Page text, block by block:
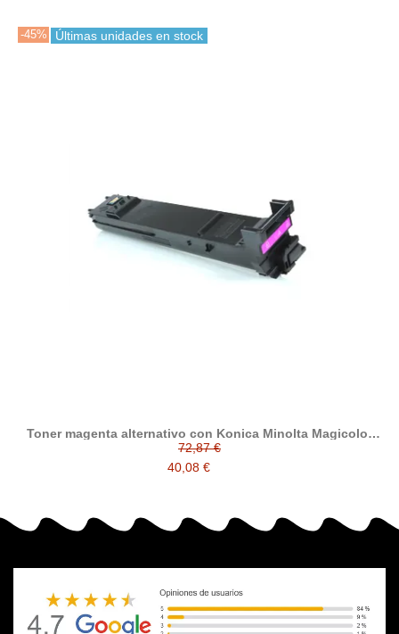
-45% Últimas unidades en stock
Toner magenta alternativo con Konica Minolta Magicolor
5500 / 5550 / 5570 / 5650 / 5670
72,87 €
40,08 €